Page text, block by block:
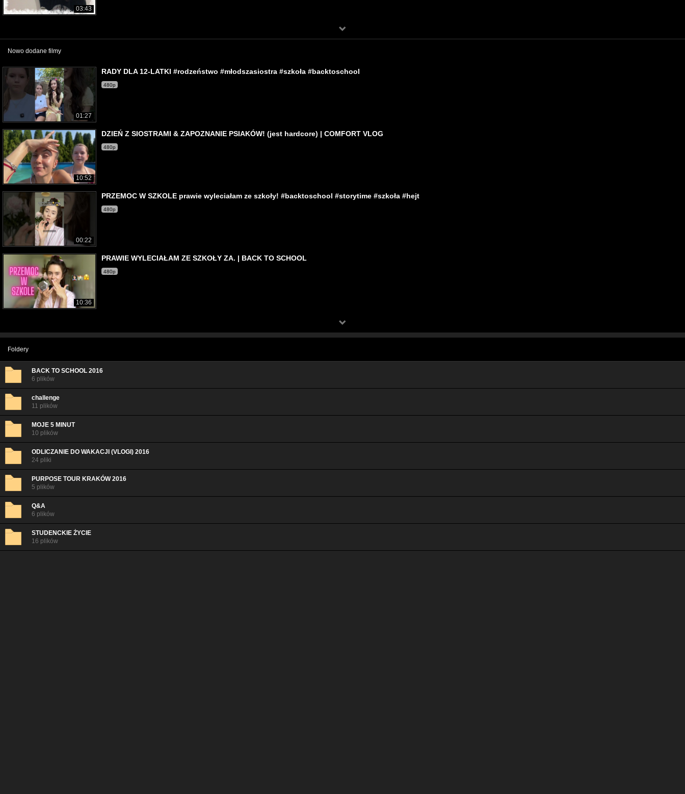
03:43
Nowo dodane filmy
01:27
RADY DLA 12-LATKI #rodzeństwo #młodszasiostra #szkoła #backtoschool
480p
10:52
DZIEŃ Z SIOSTRAMI & ZAPOZNANIE PSIAKÓW! (jest hardcore) | COMFORT VLOG
480p
00:22
PRZEMOC W SZKOLE prawie wyleciałam ze szkoły! #backtoschool #storytime #szkoła #hejt
480p
10:36
PRAWIE WYLECIAŁAM ZE SZKOŁY ZA. | BACK TO SCHOOL
480p
Foldery
BACK TO SCHOOL 2016
6 plików
challenge
11 plików
MOJE 5 MINUT
10 plików
ODLICZANIE DO WAKACJI (VLOGI) 2016
24 pliki
PURPOSE TOUR KRAKÓW 2016
5 plików
Q&A
6 plików
STUDENCKIE ŻYCIE
16 plików